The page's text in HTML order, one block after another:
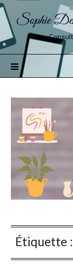
Sophie
Étiquette :